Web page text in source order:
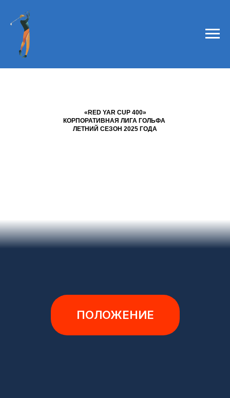
«RED YAR CUP 400»
КОРПОРАТИВНАЯ ЛИГА ГОЛЬФА
ЛЕТНИЙ СЕЗОН 2025 ГОДА
ПОЛОЖЕНИЕ